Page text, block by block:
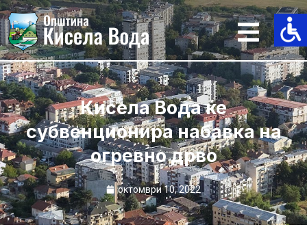
Skip
to
content
Кисела Вода ќе
субвенционира набавка на
огревно дрво
октомври 10, 2022